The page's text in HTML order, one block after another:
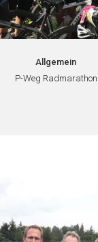
Allgemein
P-Weg Radmarathon